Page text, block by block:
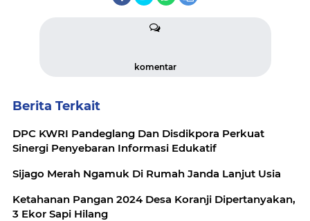
komentar
Berita Terkait
DPC KWRI Pandeglang Dan Disdikpora Perkuat
Sinergi Penyebaran Informasi Edukatif
Sijago Merah Ngamuk Di Rumah Janda Lanjut Usia
Ketahanan Pangan 2024 Desa Koranji Dipertanyakan,
3 Ekor Sapi Hilang